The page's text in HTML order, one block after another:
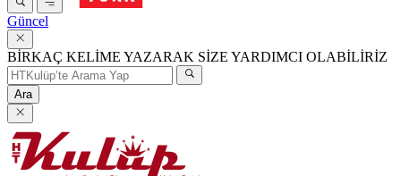
Güncel
BİRKAÇ KELİME YAZARAK SİZE YARDIMCI OLABİLİRİZ
Ara